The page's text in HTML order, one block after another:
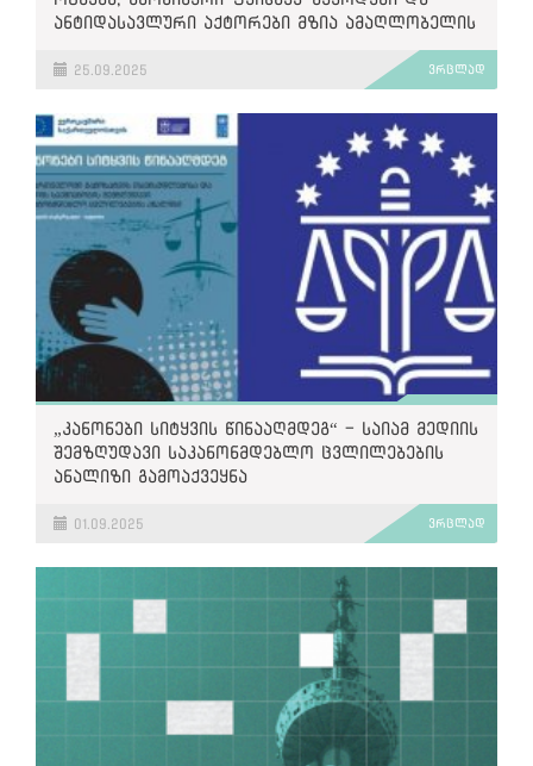
ანტიდასავლური აქტორები მზია ამაღლობელის
25.09.2025 ვრცლად
„კანონები სიტყვის წინააღმდეგ“ - საიამ მედიის
შემზღუდავი საკანონმდებლო ცვლილებების
ანალიზი გამოაქვეყნა
01.09.2025 ვრცლად